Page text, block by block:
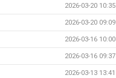
2026-03-20 10:35
2026-03-20 09:09
2026-03-16 10:00
2026-03-16 09:37
2026-03-13 13:41